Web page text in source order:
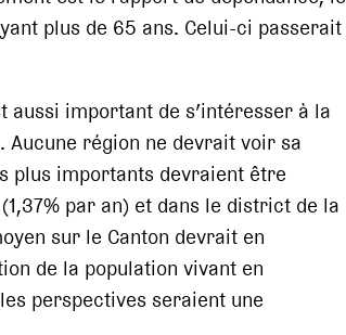
plus de 65 ans. Celui-ci passerait
important de s’intéresser à la
région ne devrait voir sa
plus importants devraient être
par an) et dans le district de la
sur le Canton devrait en
de la population vivant en
perspectives seraient une